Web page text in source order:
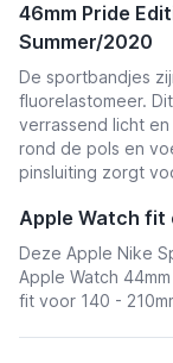
46mm Pride
Summer/2020
De sportbandjes
fluorelastomeer.
verrassend licht
rond de pols en
pinsluiting zorgt
Apple Watch fit
Deze Apple Nike
Apple Watch
fit voor 140 -